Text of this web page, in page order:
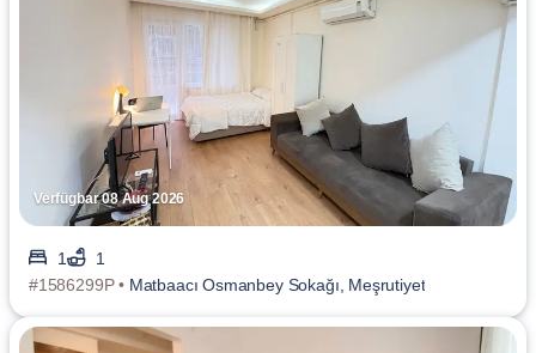
Verfügbar 08 Aug 2026
1
1
#1586299P • Matbaacı Osmanbey Sokağı, Meşrutiyet